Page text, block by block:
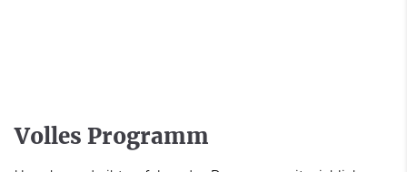
Volles Programm